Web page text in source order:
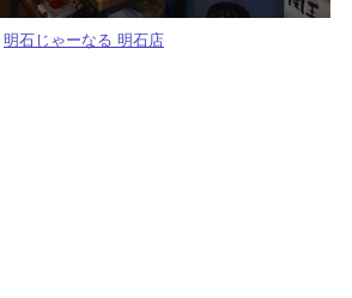
明石じゃーなる 明石店